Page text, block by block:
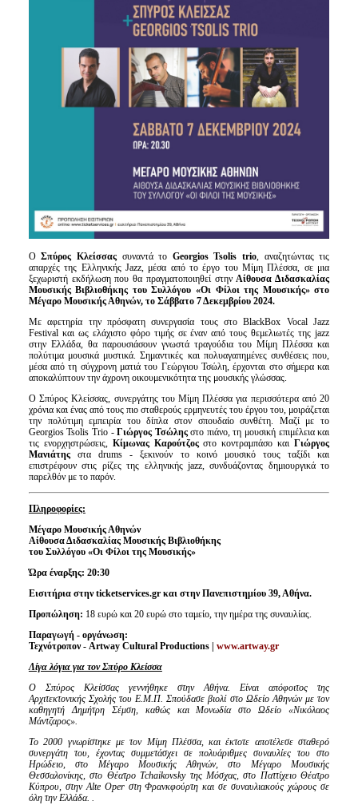
ΟΣπύρος Κλείσσας συναντά το Georgios Tsolis trio, αναζητώντας τις
απαρχές της Ελληνικής Jazz, μέσα από το έργο του Μίμη Πλέσσα, σε μια
ξεχωριστή εκδήλωση που θα πραγματοποιηθεί στηνΑίθουσα Διδασκαλίας
Μουσικής Βιβλιοθήκης του Συλλόγου «Οι Φίλοι της Μουσικής» στο
Μέγαρο Μουσικής Αθηνών, το Σάββατο 7 Δεκεμβρίου 2024.
Με αφετηρία την πρόσφατη συνεργασία τους στο BlackBox Vocal Jazz
Festival και ως ελάχιστο φόρο τιμής σε έναν από τους θεμελιωτές της jazz
στην Ελλάδα, θα παρουσιάσουν γνωστά τραγούδια του Μίμη Πλέσσα και
πολύτιμα μουσικά μυστικά. Σημαντικές και πολυαγαπημένες συνθέσεις που,
μέσα από τη σύγχρονη ματιά του Γεώργιου Τσώλη, έρχονται στο σήμερα και
αποκαλύπτουν την άχρονη οικουμενικότητα της μουσικής γλώσσας.
Ο Σπύρος Κλείσσας, συνεργάτης του Μίμη Πλέσσα για περισσότερα από 20
χρόνια και ένας από τους πιο σταθερούς ερμηνευτές του έργου του, μοιράζεται
την πολύτιμη εμπειρία του δίπλα στον σπουδαίο συνθέτη. Μαζί με το
Georgios Tsolis Trio -Γιώργος Τσώληςστο πιάνο, τη μουσική επιμέλεια και
τις ενορχηστρώσεις, Κίμωνας Καρούτζοςστο κοντραμπάσο καιΓιώργος
Μανιάτηςστα drums - ξεκινούν το κοινό μουσικό τους ταξίδι και
επιστρέφουν στις ρίζες της ελληνικής jazz, συνδυάζοντας δημιουργικά το
παρελθόν με το παρόν.
Πληροφορίες:
Μέγαρο Μουσικής Αθηνών
Αίθουσα Διδασκαλίας Μουσικής Βιβλιοθήκης
του Συλλόγου «Οι Φίλοι της Μουσικής»
Ώρα έναρξης: 20:30
Εισιτήρια στηνticketservices.grκαι στην Πανεπιστημίου 39, Αθήνα.
Προπώληση: 18 ευρώ και 20 ευρώ στο ταμείο, την ημέρα της συναυλίας.
Παραγωγή - οργάνωση:
Τεχνότροπον - Artway Cultural Productions| www.artway.gr
Λίγα λόγια για τον Σπύρο Κλείσσα
Ο Σπύρος Κλείσσας γεννήθηκε στην Αθήνα. Είναι απόφοιτος της
Αρχιτεκτονικής Σχολής του Ε.Μ.Π. Σπούδασε βιολί στο Ωδείο Αθηνών με τον
καθηγητή Δημήτρη Σέμση, καθώς και Μονωδία στο Ωδείο «Νικόλαος
Μάντζαρος».
Το 2000 γνωρίστηκε με τον Μίμη Πλέσσα, και έκτοτε αποτέλεσε σταθερό
συνεργάτη του, έχοντας συμμετάσχει σε πολυάριθμες συναυλίες του στο
Ηρώδειο, στο Μέγαρο Μουσικής Αθηνών, στο Μέγαρο Μουσικής
Θεσσαλονίκης, στο Θέατρο Tchaikovsky της Μόσχας, στο Παττίχειο Θέατρο
Κύπρου, στην Alte Oper στη Φρανκφούρτη και σε συναυλιακούς χώρους σε
όλη την Ελλάδα. .